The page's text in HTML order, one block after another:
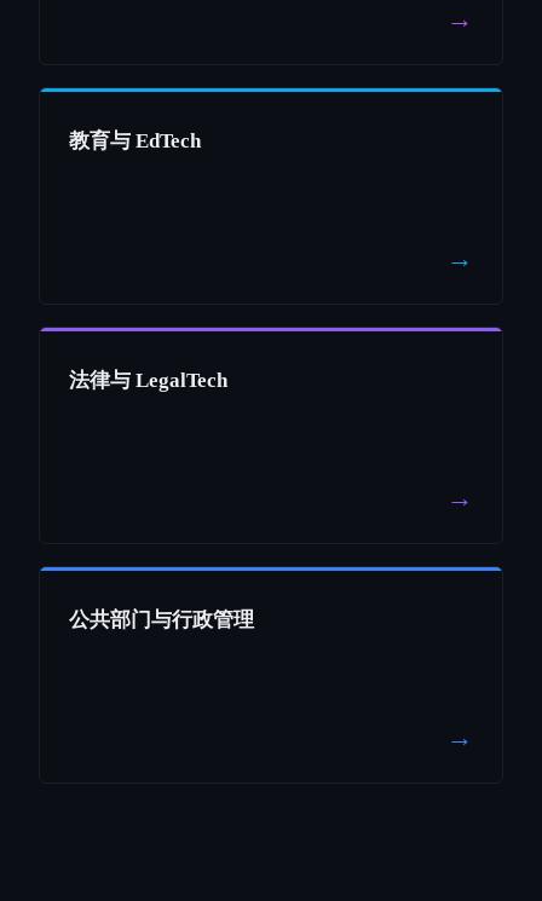
→
教育与 EdTech
→
法律与 LegalTech
→
公共部门与行政管理
→